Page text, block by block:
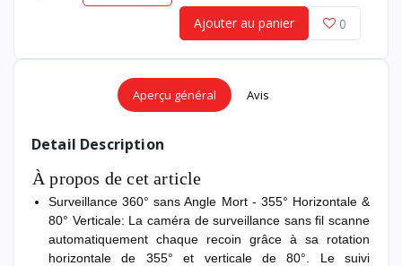
Ajouter au panier 0
Aperçu général Avis
Detail Description
À propos de cet article
Surveillance 360° sans Angle Mort - 355° Horizontale &
80° Verticale: La caméra de surveillance sans fil scanne
automatiquement chaque recoin grâce à sa rotation
horizontale de 355° et verticale de 80°. Le suivi